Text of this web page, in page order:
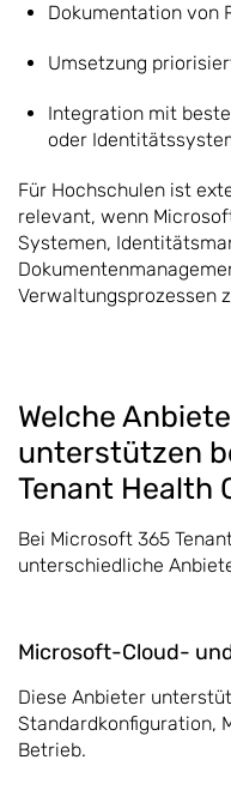
Dokumentation von
Umsetzung
Integration mit
oder
Für Hochschulen ist
relevant, wenn
Systemen,
Verwaltungsprozessen
Welche
unterstützen
Tenant Health
Bei Microsoft 365
unterschiedliche
Microsoft-Cloud-
Diese Anbieter
Standardkonfiguration,
Betrieb.